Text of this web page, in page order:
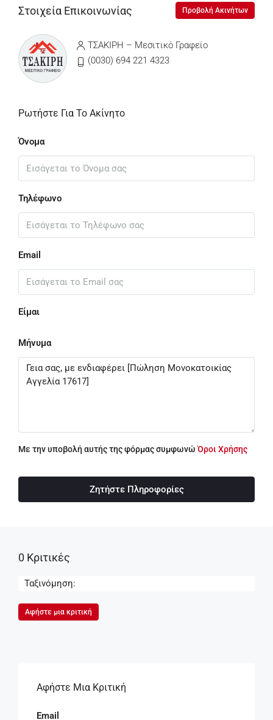
Στοιχεία Επικοινωνίας Προβολή Ακινήτων
ΤΣΑΚΙΡΗ – Μεσιτικό Γραφείο
(0030) 694 221 4323
Ρωτήστε Για Το Ακίνητο
Όνομα
Τηλέφωνο
Email
Είμαι
Μήνυμα
Με την υποβολή αυτής της φόρμας συμφωνώΌροι Χρήσης
Ζητήστε Πληροφορίες
0 Κριτικές
Ταξινόμηση:
Αφήστε μια κριτική
Αφήστε Μια Κριτική
Email